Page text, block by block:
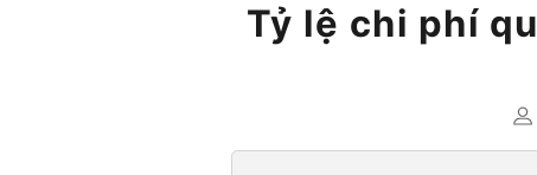
Tỷ lệ chi phí